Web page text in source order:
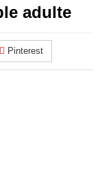
adulte
Pinterest